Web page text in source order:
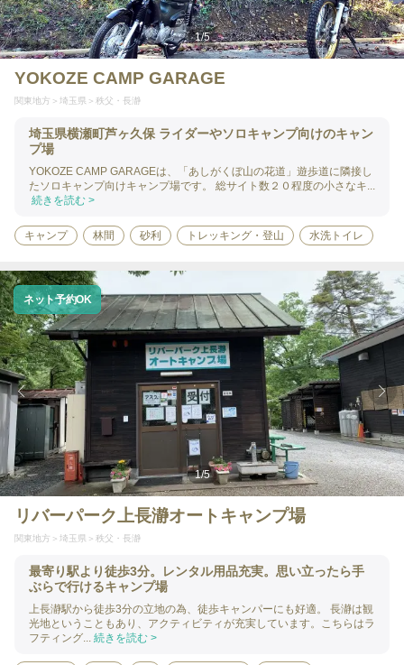
1/5
YOKOZE CAMP GARAGE
関東地方 埼玉県 秩父・長瀞
埼玉県横瀬町芦ヶ久保 ライダーやソロキャンプ向けのキャン
プ場
YOKOZE CAMP GARAGEは、「あしがくぼ山の花道」遊歩道に隣接し
たソロキャンプ向けキャンプ場です。 総サイト数２０程度の小さなキ...
続きを読む >
キャンプ 林間 砂利 トレッキング・登山 水洗トイレ
1/5
ネット予約OK
リバーパーク上長瀞オートキャンプ場
関東地方 埼玉県 秩父・長瀞
最寄り駅より徒歩3分。レンタル用品充実。思い立ったら手
ぶらで行けるキャンプ場
上長瀞駅から徒歩3分の立地の為、徒歩キャンパーにも好適。 長瀞は観
光地ということもあり、アクティビティが充実しています。こちらはラ
フティング... 続きを読む >